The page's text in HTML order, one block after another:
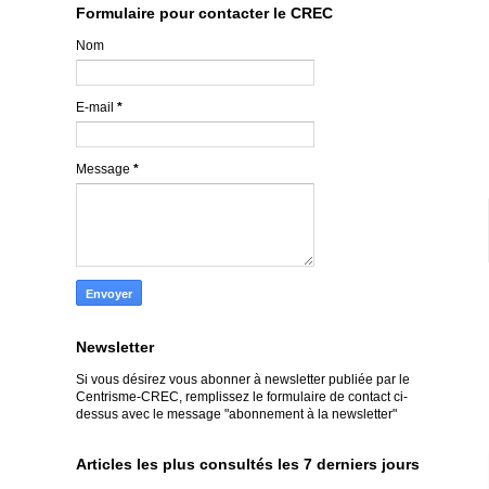
Formulaire pour contacter le CREC
Nom
E-mail *
Message *
Newsletter
Si vous désirez vous abonner à newsletter publiée par le
Centrisme-CREC, remplissez le formulaire de contact ci-
dessus avec le message "abonnement à la newsletter"
Articles les plus consultés les 7 derniers jours